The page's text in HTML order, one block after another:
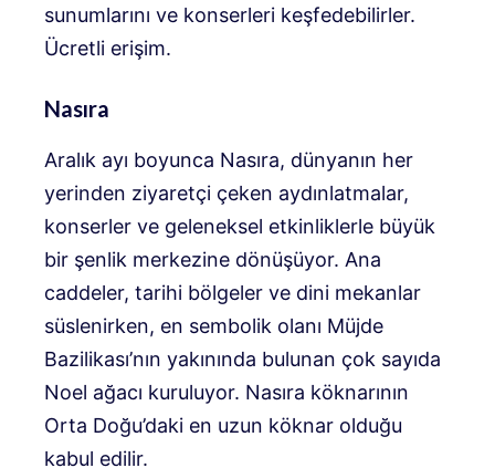
sunumlarını ve konserleri keşfedebilirler.
Ücretli erişim.
Nasıra
Aralık ayı boyunca Nasıra, dünyanın her
yerinden ziyaretçi çeken aydınlatmalar,
konserler ve geleneksel etkinliklerle büyük
bir şenlik merkezine dönüşüyor. Ana
caddeler, tarihi bölgeler ve dini mekanlar
süslenirken, en sembolik olanı Müjde
Bazilikası’nın yakınında bulunan çok sayıda
Noel ağacı kuruluyor. Nasıra köknarının
Orta Doğu’daki en uzun köknar olduğu
kabul edilir.